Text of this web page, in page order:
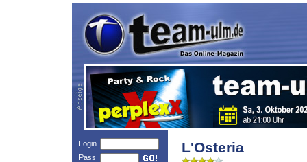
Login
Pass
L'Osteria